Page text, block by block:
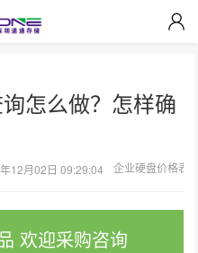
怎么做？怎样确
12月02日 09:29:04 企业硬盘价格表
欢迎采购咨询